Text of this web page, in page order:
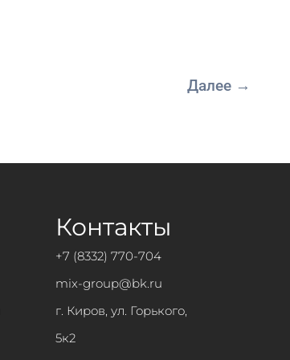
Далее →
Контакты
+7 (8332) 770-704
mix-group@bk.ru
г. Киров, ул. Горького,
5к2